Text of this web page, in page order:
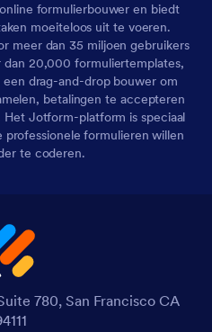
formulierbouwer en biedt
moeiteloos uit te voeren.
meer dan 35 miljoen gebruikers
20,000 formuliertemplates,
drag-and-drop bouwer om
betalingen te accepteren
Jotform-platform is speciaal
formulieren willen
te coderen.
780, San Francisco CA